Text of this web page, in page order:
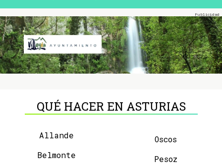
QUÉ HACER EN ASTURIAS
Allande
Belmonte
Oscos
Pesoz